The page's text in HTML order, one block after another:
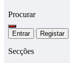
Procurar
Entrar Registar
Secções